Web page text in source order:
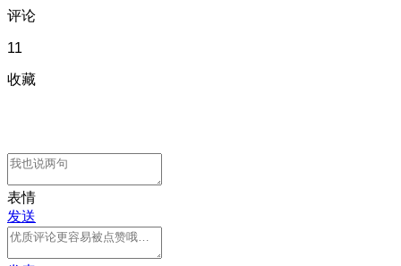
评论
11
收藏
表情
发送